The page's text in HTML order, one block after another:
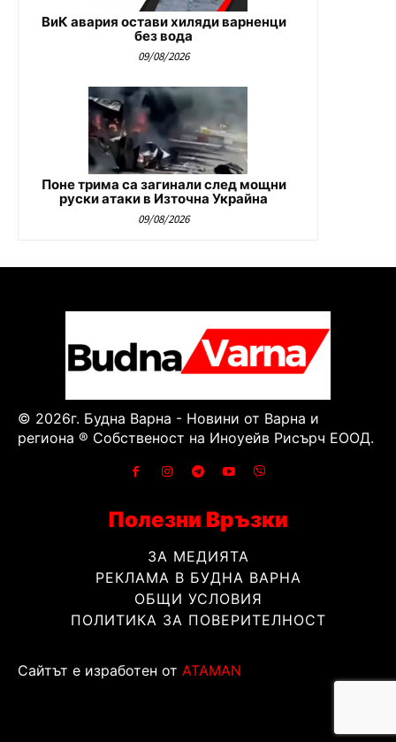
ВиК авария остави хиляди варненци
без вода
09/08/2026
Поне трима са загинали след мощни
руски атаки в Източна Украйна
09/08/2026
© 2026г. Будна Варна - Новини от Варна и
региона ® Собственост на Иноуейв Рисърч ЕООД.
Полезни Връзки
ЗА МЕДИЯТА
РЕКЛАМА В БУДНА ВАРНА
ОБЩИ УСЛОВИЯ
ПОЛИТИКА ЗА ПОВЕРИТЕЛНОСТ
Сайтът е изработен от ATAMAN